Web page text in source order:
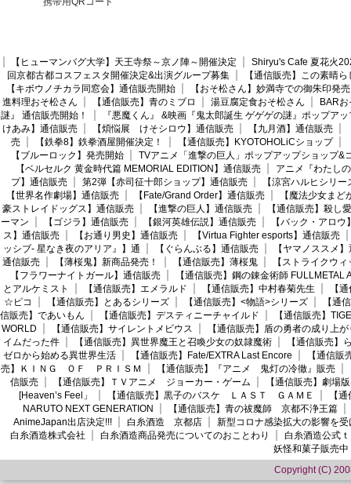
【ヒューマンバグ大学】天王寺祭～京ノ陣～開催決定
Shiryu's Cafe 夏花火
回京都古都コスフェスタ開催決定&出演グループ募集
【通信販売】この素晴
【キボウノチカラ同窓会】通信販売開始
【おそ松さん】妙満寺での御朱印発売
進料理おそ松さん
【通信販売】青のミブロ 湯豆腐定食おそ松さん
BAR
謎』 通信販売開始！
『悪魔くん』 &映画『鬼太郎誕生 ゲゲゲの謎』ポップア
けあみ】通信販売
【煩悩展 けそシロウ】通信販売 【九月酒】通信販売
売
【鉄拳8】鉄拳酒屋開催決定！ 【通信販売】KYOTOHOLiCショップ
【ブルーロック】発売開始
TVアニメ「進撃の巨人」ポップアップショップ&
【ベルセルク 黄金時代篇 MEMORIAL EDITION】通信販売
アニメ『わたし
プ】通信販売
第2弾【赤司征十郎ショップ】通信販売
【涼宮ハルヒシリ
【世界名作劇場】通信販売
【Fate/Grand Order】通信販売
【魔法少女ま
豪ストレイドッグス】通信販売
【進撃の巨人】通信販売
【通信販売】殺し愛
ーマン
【ゴジラ】通信販売 【銀河英雄伝説】通信販売
【バック・アロウ
ス】通信販売
【お通り男史】通信販売
【Virtua Fighter esports】通信販売
ッシブ- 星なき夜のアリア』】通
【ぐらんぶる】通信販売
【ヤマノススメ
通信販売
【薄桜鬼】新商品発売！ 【通信販売】薄桜鬼
【ストライクウ
【フラワーナイトガール】通信販売
【通信販売】鋼の錬金術師 FULLMETAL
とアルケミスト
【通信販売】エメラルド 【通信販売】中村春菊先生
【
☆ピコ
【通信販売】とあるシリーズ 【通信販売】<物語>シリーズ
【通
信販売】であいもん
【通信販売】デスティニーチャイルド
【通信販売】
WORLD
【通信販売】サイレントメビウス
【通信販売】盾の勇者の成り上が
イムだった件
【通信販売】異世界魔王と召喚少女の奴隷魔術
【通信販売】
ゼロから始める異世界生活
【通信販売】Fate/EXTRA Last Encore
【通信
売】ＫＩＮＧ ＯＦ ＰＲＩＳＭ
【通信販売】『アニメ 鬼灯の冷徹』販売
信販売
【通信販売】ＴＶアニメ ジョーカー・ゲーム
【通信販売】劇場
[Heaven’s Feel」
【通信販売】黒子のバスケ ＬＡＳＴ ＧＡＭＥ
【
NARUTO NEXT GENERATION
【通信販売】青の祓魔師 京都不浄王篇
AnimeJapan出店決定!!!
白糸酒造 京都店
新型コロナ感染拡大の影響を
白糸酒造株式会社
白糸酒造商品発売についてのおことわり
白糸酒造公式
妖怪和菓子販売中
Copyright (C)